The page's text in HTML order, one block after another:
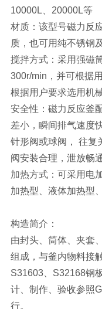
10000L、20000L等
材质：该型号磁力反
质，也可用纯不锈钢
搅拌方式：采用强磁
300r/min，并可根据
根据用户要求选用机
安全性：磁力反应釜
差小，瞬间排气速度
针形阀或球阀， 往复
阀安装合理，泄放畅
加热方式：可采用电
加热型、液体加热型
构造简介：
由封头、筒体、夹套
组成，与釜内物料接
S31603、S32168钢
计、制作、验收参照
行。